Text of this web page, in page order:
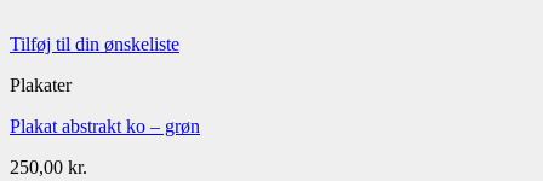
Tilføj til din ønskeliste
Plakater
Plakat abstrakt ko – grøn
250,00 kr.